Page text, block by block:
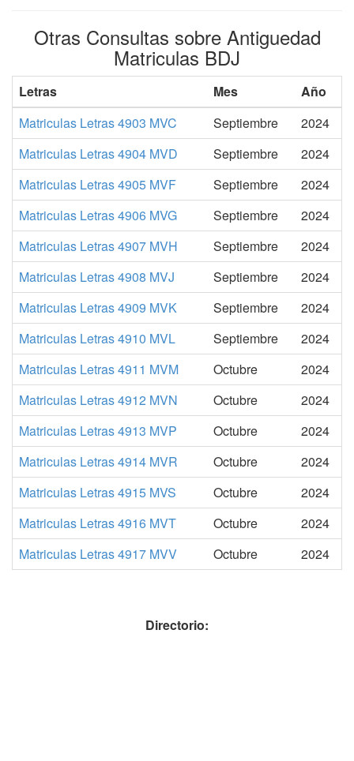
Otras Consultas sobre Antiguedad
Matriculas BDJ
Letras Mes
Año
Matriculas Letras 4903 MVC
Septiembre
2024
Matriculas Letras 4904 MVD
Septiembre
2024
Matriculas Letras 4905 MVF
Septiembre
2024
Matriculas Letras 4906 MVG
Septiembre
2024
Matriculas Letras 4907 MVH
Septiembre
2024
Matriculas Letras 4908 MVJ
Septiembre
2024
Matriculas Letras 4909 MVK
Septiembre
2024
Matriculas Letras 4910 MVL
Septiembre
2024
Matriculas Letras 4911 MVM
Octubre
2024
Matriculas Letras 4912 MVN
Octubre
2024
Matriculas Letras 4913 MVP
Octubre
2024
Matriculas Letras 4914 MVR
Octubre
2024
Matriculas Letras 4915 MVS
Octubre
2024
Matriculas Letras 4916 MVT
Octubre
2024
Matriculas Letras 4917 MVV
Octubre 2024
Directorio: